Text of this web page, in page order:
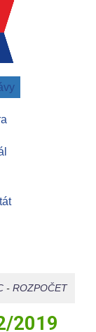
- ROZPOČET
2019